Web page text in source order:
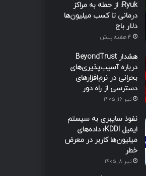
Ryuk: از حمله به مراکز
درمانی تا کسب میلیون‌ها
دلار باج
4 هفته پیش
هشدار BeyondTrust
درباره آسیب‌پذیری‌های
بحرانی در نرم‌افزارهای
دسترسی از راه دور
تیر ۱۶, ۱۴۰۵
نفوذ سایبری به سیستم
ایمیل KDDI؛ داده‌های
میلیون‌ها کاربر در معرض
خطر
تیر ۸, ۱۴۰۵